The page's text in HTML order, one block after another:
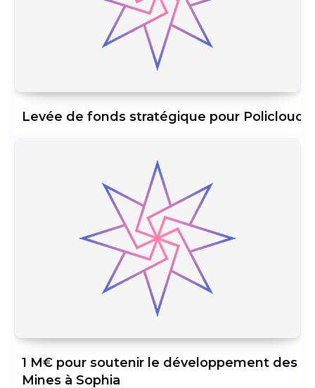
Levée de fonds stratégique pour Policloud
1 M€ pour soutenir le développement des
Mines à Sophia